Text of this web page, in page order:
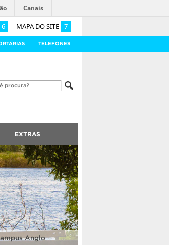
6 MAPA DO SITE 7
Canais
TELEFONES
EXTRAS
Anglo